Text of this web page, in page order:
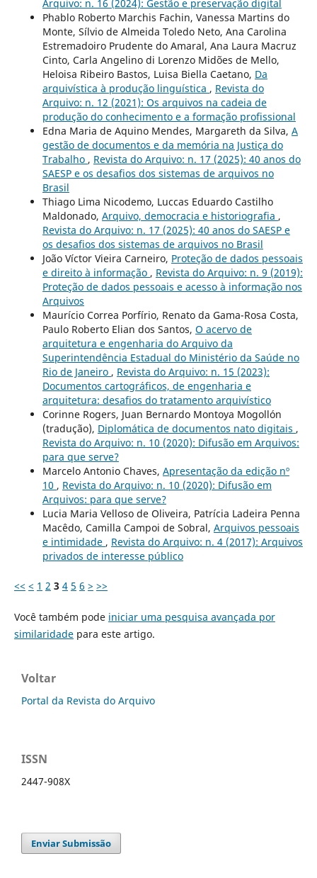
Arquivo: n. 16 (2024): Gestão e preservação digital
Phablo Roberto Marchis Fachin, Vanessa Martins do
Monte, Sílvio de Almeida Toledo Neto, Ana Carolina
Estremadoiro Prudente do Amaral, Ana Laura Macruz
Cinto, Carla Angelino di Lorenzo Midões de Mello,
Heloisa Ribeiro Bastos, Luisa Biella Caetano, Da
arquivística à produção linguística , Revista do
Arquivo: n. 12 (2021): Os arquivos na cadeia de
produção do conhecimento e a formação profissional
Edna Maria de Aquino Mendes, Margareth da Silva, A
gestão de documentos e da memória na Justiça do
Trabalho , Revista do Arquivo: n. 17 (2025): 40 anos do
SAESP e os desafios dos sistemas de arquivos no
Brasil
Thiago Lima Nicodemo, Luccas Eduardo Castilho
Maldonado, Arquivo, democracia e historiografia ,
Revista do Arquivo: n. 17 (2025): 40 anos do SAESP e
os desafios dos sistemas de arquivos no Brasil
João Víctor Vieira Carneiro, Proteção de dados pessoais
e direito à informação , Revista do Arquivo: n. 9 (2019):
Proteção de dados pessoais e acesso à informação nos
Arquivos
Maurício Correa Porfírio, Renato da Gama-Rosa Costa,
Paulo Roberto Elian dos Santos, O acervo de
arquitetura e engenharia do Arquivo da
Superintendência Estadual do Ministério da Saúde no
Rio de Janeiro , Revista do Arquivo: n. 15 (2023):
Documentos cartográficos, de engenharia e
arquitetura: desafios do tratamento arquivístico
Corinne Rogers, Juan Bernardo Montoya Mogollón
(tradução), Diplomática de documentos nato digitais ,
Revista do Arquivo: n. 10 (2020): Difusão em Arquivos:
para que serve?
Marcelo Antonio Chaves, Apresentação da edição nº
10 , Revista do Arquivo: n. 10 (2020): Difusão em
Arquivos: para que serve?
Lucia Maria Velloso de Oliveira, Patrícia Ladeira Penna
Macêdo, Camilla Campoi de Sobral, Arquivos pessoais
e intimidade , Revista do Arquivo: n. 4 (2017): Arquivos
privados de interesse público
<< < 1 2 3 4 5 6 > >>
Você também pode iniciar uma pesquisa avançada por
similaridadepara este artigo.
Voltar
Portal da Revista do Arquivo
ISSN
2447-908X
Enviar Submissão